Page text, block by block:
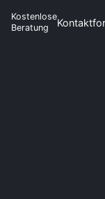
Kostenlose
Beratung